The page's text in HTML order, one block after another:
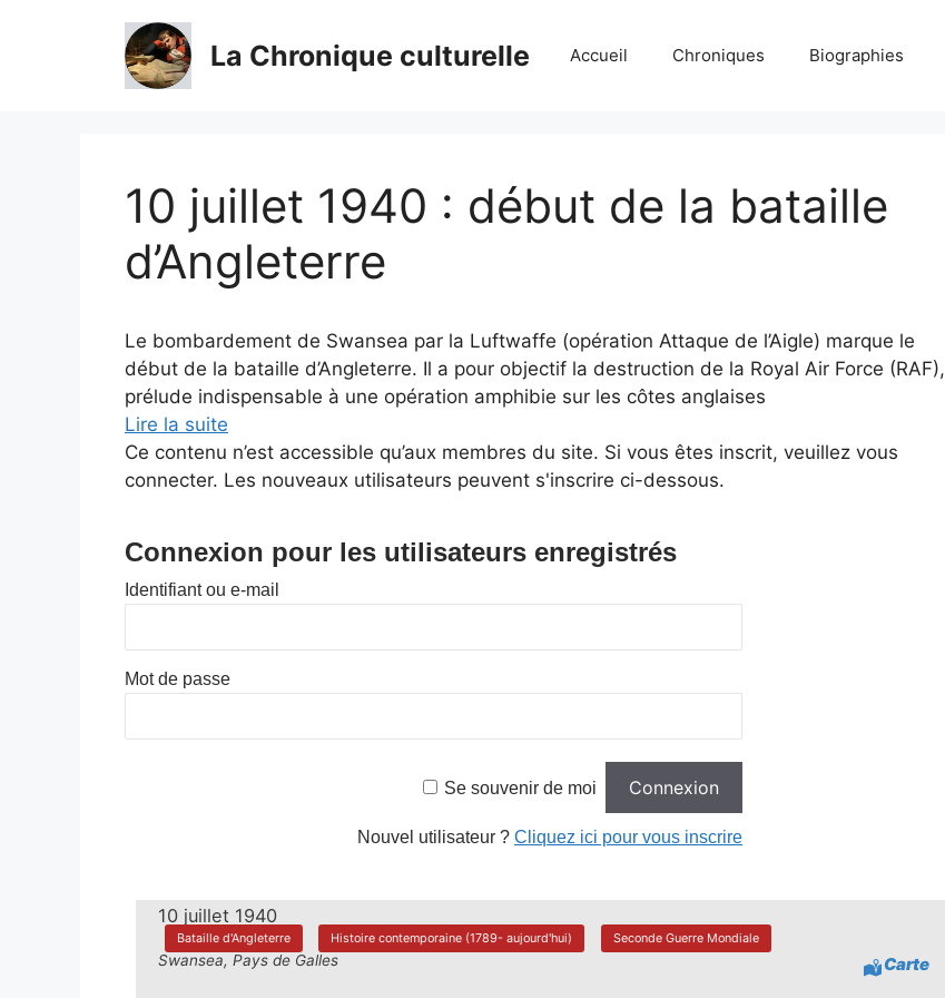
La Chronique culturelle Accueil Chroniques Biographies
10 juillet 1940 : début de la bataille
d’Angleterre
Le bombardement de Swansea par la Luftwaffe (opération Attaque de l’Aigle) marque le
début de la bataille d’Angleterre. Il a pour objectif la destruction de la Royal Air Force (RAF),
prélude indispensable à une opération amphibie sur les côtes anglaises
Lire la suite
Ce contenu n’est accessible qu’aux membres du site. Si vous êtes inscrit, veuillez vous
connecter. Les nouveaux utilisateurs peuvent s'inscrire ci-dessous.
Connexion pour les utilisateurs enregistrés
Identifiant ou e-mail
Mot de passe
Se souvenir de moi
Nouvel utilisateur ? Cliquez ici pour vous inscrire
10 juillet 1940
Bataille d'Angleterre Histoire contemporaine (1789- aujourd'hui) Seconde Guerre Mondiale
Swansea, Pays de Galles Carte